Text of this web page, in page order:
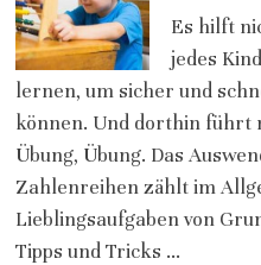
Es hilft
jedes
lernen, um sicher und
können. Und dorthin führt
Übung, Übung. Das
Zahlenreihen zählt im
Lieblingsaufgaben von
Tipps und Tricks …